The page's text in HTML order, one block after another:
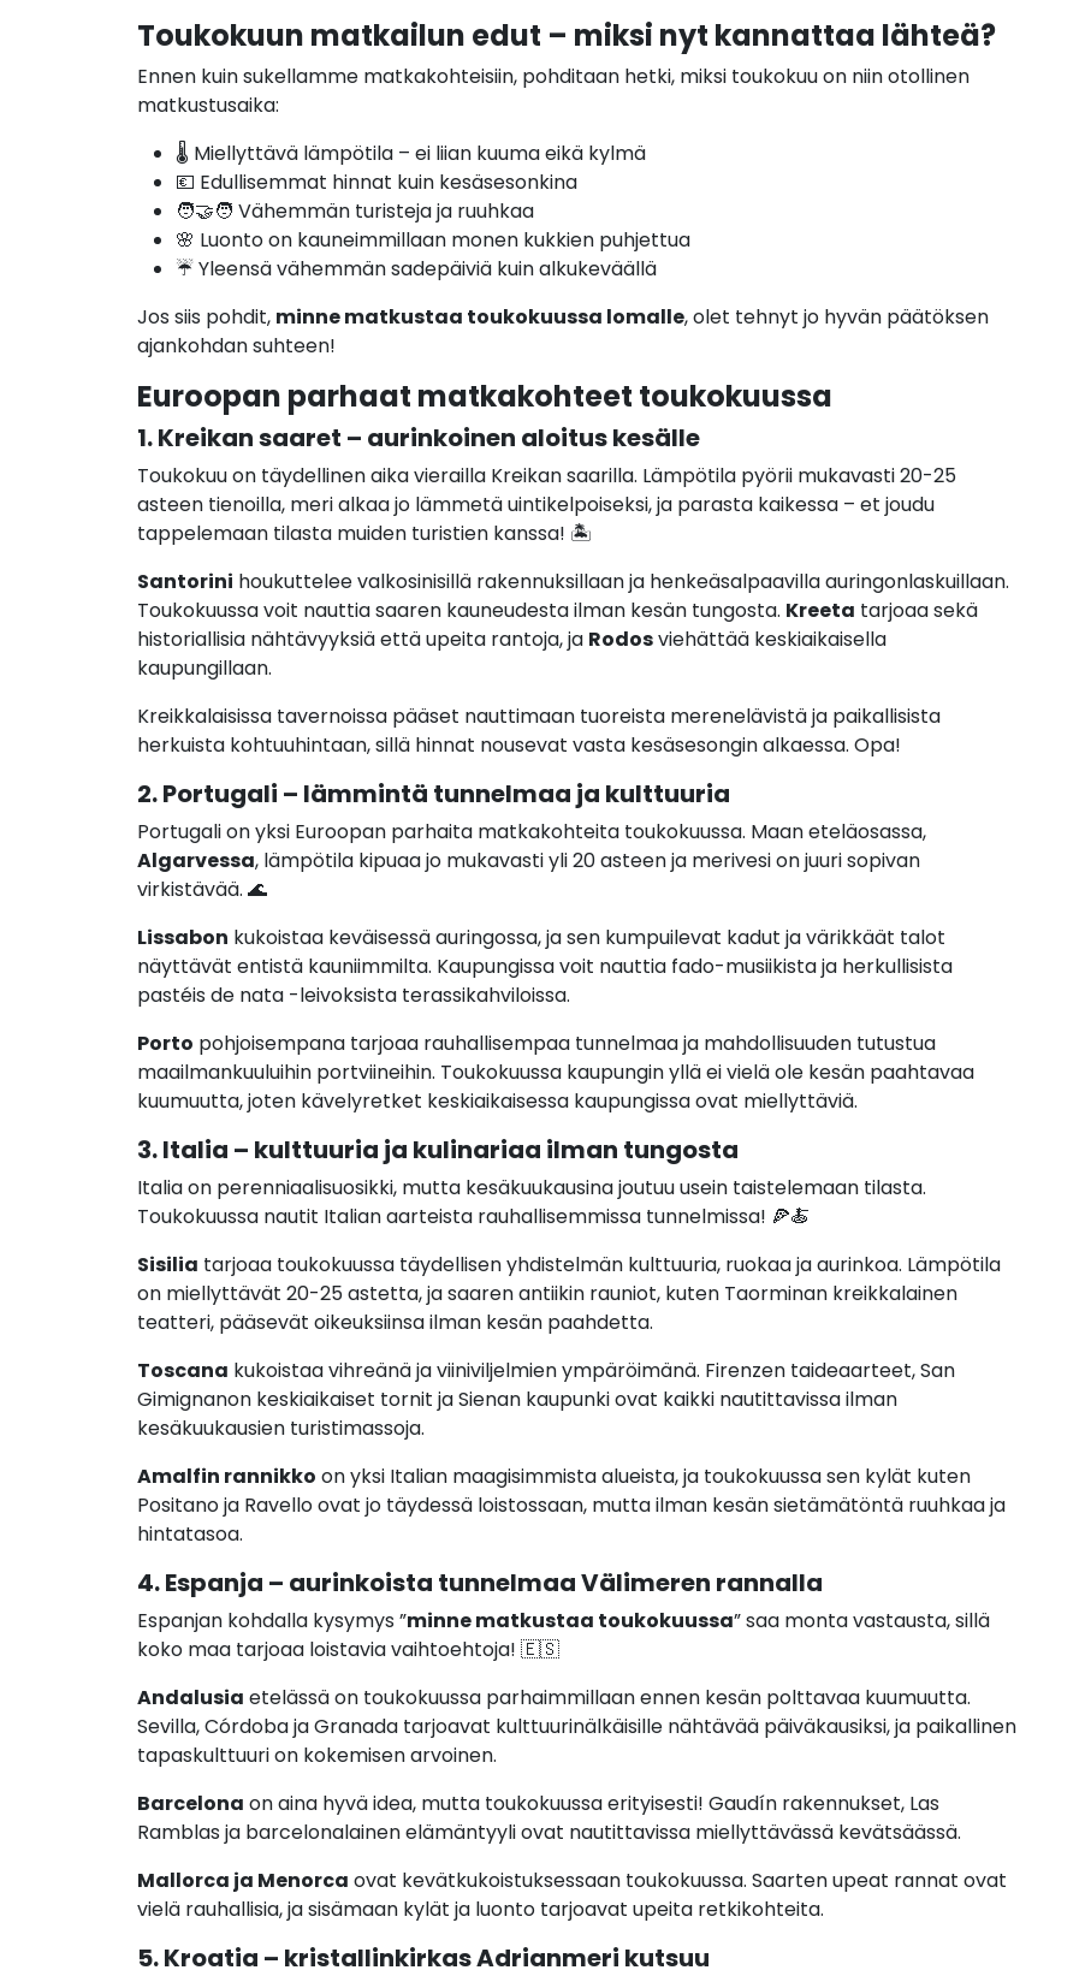
Toukokuun matkailun edut – miksi nyt kannattaa lähteä?
Ennen kuin sukellamme matkakohteisiin, pohditaan hetki, miksi toukokuu on niin otollinen
matkustusaika:
🌡️ Miellyttävä lämpötila – ei liian kuuma eikä kylmä
💶 Edullisemmat hinnat kuin kesäsesonkina
🧑‍🤝‍🧑 Vähemmän turisteja ja ruuhkaa
🌸 Luonto on kauneimmillaan monen kukkien puhjettua
☔ Yleensä vähemmän sadepäiviä kuin alkukeväällä
Jos siis pohdit, minne matkustaa toukokuussa lomalle, olet tehnyt jo hyvän päätöksen
ajankohdan suhteen!
Euroopan parhaat matkakohteet toukokuussa
1. Kreikan saaret – aurinkoinen aloitus kesälle
Toukokuu on täydellinen aika vierailla Kreikan saarilla. Lämpötila pyörii mukavasti 20-25
asteen tienoilla, meri alkaa jo lämmetä uintikelpoiseksi, ja parasta kaikessa – et joudu
tappelemaan tilasta muiden turistien kanssa! 🏝️
Santorini houkuttelee valkosinisillä rakennuksillaan ja henkeäsalpaavilla auringonlaskuillaan.
Toukokuussa voit nauttia saaren kauneudesta ilman kesän tungosta. Kreeta tarjoaa sekä
historiallisia nähtävyyksiä että upeita rantoja, ja Rodosviehättää keskiaikaisella
kaupungillaan.
Kreikkalaisissa tavernoissa pääset nauttimaan tuoreista merenelävistä ja paikallisista
herkuista kohtuuhintaan, sillä hinnat nousevat vasta kesäsesongin alkaessa. Opa!
2. Portugali – lämmintä tunnelmaa ja kulttuuria
Portugali on yksi Euroopan parhaita matkakohteita toukokuussa. Maan eteläosassa,
Algarvessa, lämpötila kipuaa jo mukavasti yli 20 asteen ja merivesi on juuri sopivan
virkistävää. 🌊
Lissabon kukoistaa keväisessä auringossa, ja sen kumpuilevat kadut ja värikkäät talot
näyttävät entistä kauniimmilta. Kaupungissa voit nauttia fado-musiikista ja herkullisista
pastéis de nata -leivoksista terassikahviloissa.
Porto pohjoisempana tarjoaa rauhallisempaa tunnelmaa ja mahdollisuuden tutustua
maailmankuuluihin portviineihin. Toukokuussa kaupungin yllä ei vielä ole kesän paahtavaa
kuumuutta, joten kävelyretket keskiaikaisessa kaupungissa ovat miellyttäviä.
3. Italia – kulttuuria ja kulinariaa ilman tungosta
Italia on perenniaalisuosikki, mutta kesäkuukausina joutuu usein taistelemaan tilasta.
Toukokuussa nautit Italian aarteista rauhallisemmissa tunnelmissa! 🍕🍝
Sisilia tarjoaa toukokuussa täydellisen yhdistelmän kulttuuria, ruokaa ja aurinkoa. Lämpötila
on miellyttävät 20-25 astetta, ja saaren antiikin rauniot, kuten Taorminan kreikkalainen
teatteri, pääsevät oikeuksiinsa ilman kesän paahdetta.
Toscana kukoistaa vihreänä ja viiniviljelmien ympäröimänä. Firenzen taideaarteet, San
Gimignanon keskiaikaiset tornit ja Sienan kaupunki ovat kaikki nautittavissa ilman
kesäkuukausien turistimassoja.
Amalfin rannikko on yksi Italian maagisimmista alueista, ja toukokuussa sen kylät kuten
Positano ja Ravello ovat jo täydessä loistossaan, mutta ilman kesän sietämätöntä ruuhkaa ja
hintatasoa.
4. Espanja – aurinkoista tunnelmaa Välimeren rannalla
Espanjan kohdalla kysymys ”minne matkustaa toukokuussa” saa monta vastausta, sillä
koko maa tarjoaa loistavia vaihtoehtoja! 🇪🇸
Andalusia etelässä on toukokuussa parhaimmillaan ennen kesän polttavaa kuumuutta.
Sevilla, Córdoba ja Granada tarjoavat kulttuurinälkäisille nähtävää päiväkausiksi, ja paikallinen
tapaskulttuuri on kokemisen arvoinen.
Barcelona on aina hyvä idea, mutta toukokuussa erityisesti! Gaudín rakennukset, Las
Ramblas ja barcelonalainen elämäntyyli ovat nautittavissa miellyttävässä kevätsäässä.
Mallorca ja Menorca ovat kevätkukoistuksessaan toukokuussa. Saarten upeat rannat ovat
vielä rauhallisia, ja sisämaan kylät ja luonto tarjoavat upeita retkikohteita.
5. Kroatia – kristallinkirkas Adrianmeri kutsuu